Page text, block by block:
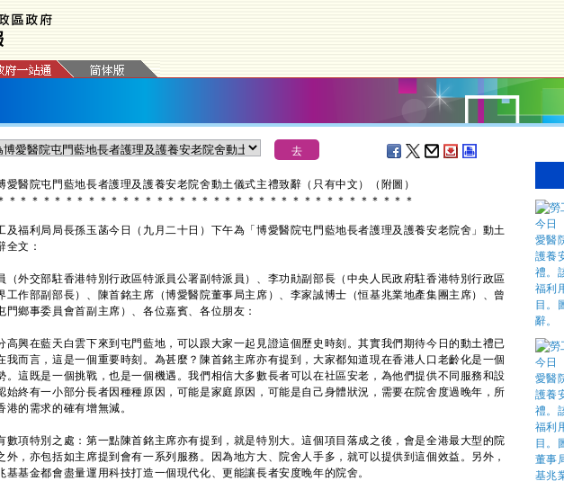
愛醫院屯門藍地長者護理及護養安老院舍動土儀式主禮致辭（只有中文）（附圖）
＊ ＊ ＊ ＊ ＊ ＊ ＊ ＊ ＊ ＊ ＊ ＊ ＊ ＊ ＊ ＊ ＊ ＊ ＊ ＊ ＊ ＊ ＊ ＊ ＊ ＊ ＊ ＊ ＊ ＊ ＊ ＊ ＊ ＊ ＊ ＊
福利局局長孫玉菡今日（九月二十日）下午為「博愛醫院屯門藍地長者護理及護養安老院舍」動土
全文：
（外交部駐香港特別行政區特派員公署副特派員）、李功勛副部長（中央人民政府駐香港特別行政區
工作部副部長）、陳首銘主席（博愛醫院董事局主席）、李家誠博士（恒基兆業地產集團主席）、曾
門鄉事委員會首副主席）、各位嘉賓、各位朋友：
興在藍天白雲下來到屯門藍地，可以跟大家一起見證這個歷史時刻。其實我們期待今日的動土禮已
我而言，這是一個重要時刻。為甚麼？陳首銘主席亦有提到，大家都知道現在香港人口老齡化是一個
。這既是一個挑戰，也是一個機遇。我們相信大多數長者可以在社區安老，為他們提供不同服務和設
始終有一小部分長者因種種原因，可能是家庭原因，可能是自己身體狀況，需要在院舍度過晚年，所
港的需求的確有增無減。
項特別之處：第一點陳首銘主席亦有提到，就是特別大。這個項目落成之後，會是全港最大型的院
外，亦包括如主席提到會有一系列服務。因為地方大、院舍人手多，就可以提供到這個效益。另外，
基基金都會盡量運用科技打造一個現代化、更能讓長者安度晚年的院舍。